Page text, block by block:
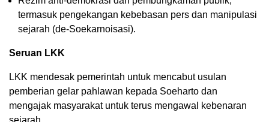
termasuk pengekangan kebebasan pers dan manipulasi
sejarah (de-Soekarnoisasi).
Seruan LKK
LKK mendesak pemerintah untuk mencabut usulan
pemberian gelar pahlawan kepada Soeharto dan
mengajak masyarakat untuk terus mengawal kebenaran
sejarah.